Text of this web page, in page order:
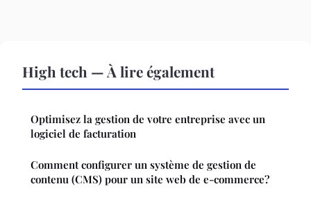
High tech — À lire également
Optimisez la gestion de votre entreprise avec un
logiciel de facturation
Comment configurer un système de gestion de
contenu (CMS) pour un site web de e-commerce?